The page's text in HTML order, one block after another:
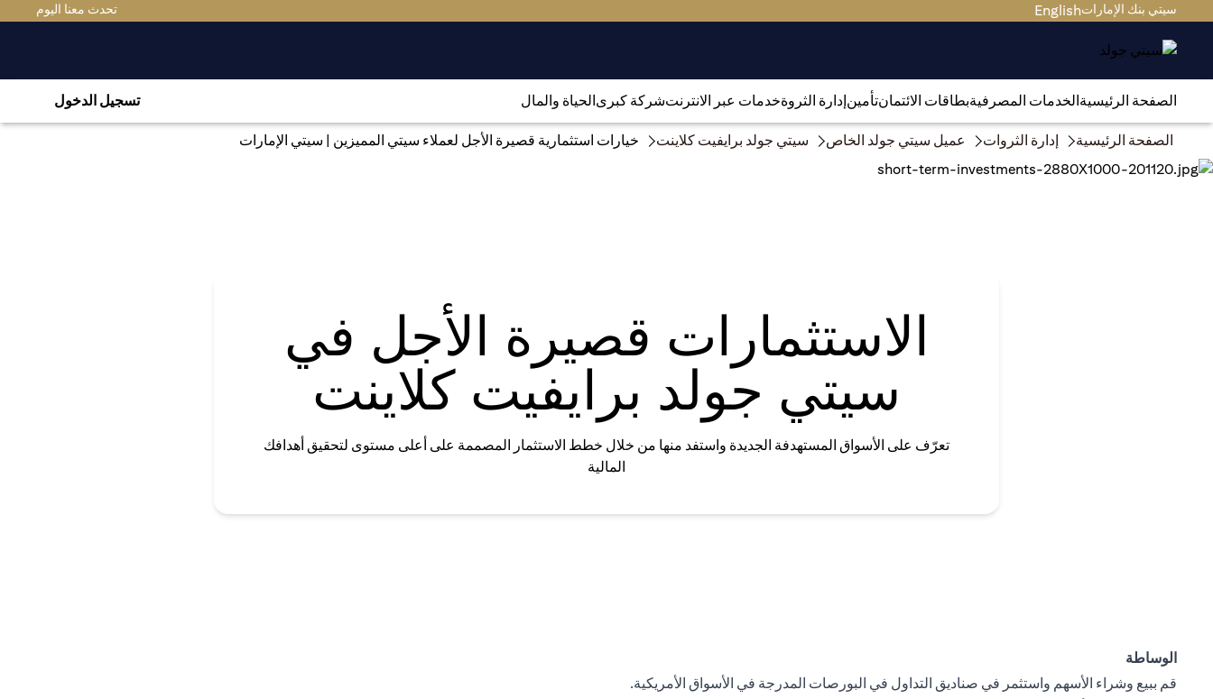
سيتي بنك الإماراتEnglish تحدث معنا اليوم
الصفحة الرئيسيةالخدمات المصرفيةبطاقات الائتمانتأمينإدارة الثروةخدمات عبر الانترنتشركة كبرىالحياة والمال تسجيل الدخول
الصفحة الرئيسية إدارة الثروات عميل سيتي جولد الخاص سيتي جولد برايفيت كلاينت خيارات استثمارية قصيرة الأجل لعملاء سيتي المميزين | سيتي الإمارات
الاستثمارات قصيرة الأجل في
سيتي جولد برايفيت كلاينت
تعرّف على الأسواق المستهدفة الجديدة واستفد منها من خلال خطط الاستثمار المصممة على أعلى مستوى لتحقيق أهدافك
المالية
الوساطة
قم ببيع وشراء الأسهم واستثمر في صناديق التداول في البورصات المدرجة في الأسواق الأمريكية.